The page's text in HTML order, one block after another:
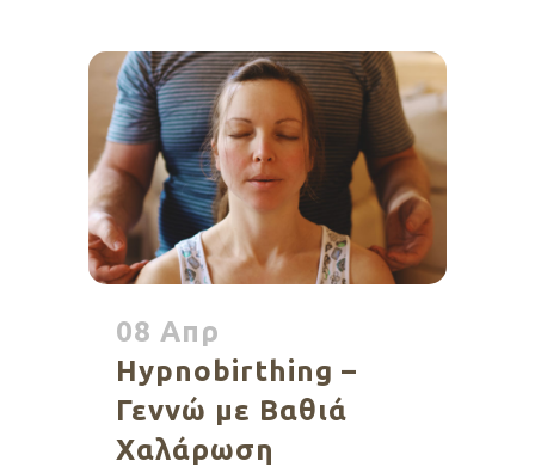
08 Απρ
Hypnobirthing –
Γεννώ με Bαθιά
Xαλάρωση